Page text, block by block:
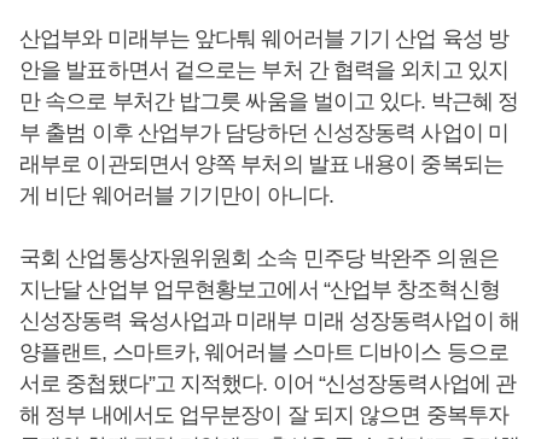
산업부와 미래부는 앞다퉈 웨어러블 기기 산업 육성 방
안을 발표하면서 겉으로는 부처 간 협력을 외치고 있지
만 속으로 부처간 밥그릇 싸움을 벌이고 있다. 박근혜 정
부 출범 이후 산업부가 담당하던 신성장동력 사업이 미
래부로 이관되면서 양쪽 부처의 발표 내용이 중복되는
게 비단 웨어러블 기기만이 아니다.
국회 산업통상자원위원회 소속 민주당 박완주 의원은
지난달 산업부 업무현황보고에서 “산업부 창조혁신형
신성장동력 육성사업과 미래부 미래 성장동력사업이 해
양플랜트, 스마트카, 웨어러블 스마트 디바이스 등으로
서로 중첩됐다”고 지적했다. 이어 “신성장동력사업에 관
해 정부 내에서도 업무분장이 잘 되지 않으면 중복투자